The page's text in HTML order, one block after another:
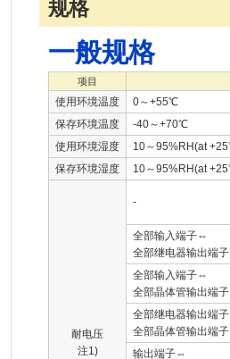
规格
一般规格
项目
使用环境温度
0～+55℃
保存环境温度
-40～+70℃
使用环境湿度
10～95%RH(at
保存环境湿度
10～95%RH(at
耐电压
注1)
-
全部输入端子⇔
全部继电器输出端子
全部输入端子⇔
全部晶体管输出端子
全部继电器输出端
全部晶体管输出端子
输出端子⇔